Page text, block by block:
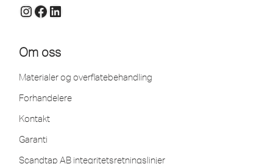
Om oss
Materialer og overflatebehandling
Forhandelere
Kontakt
Garanti
Scandtap AB integritetsretningslinjer